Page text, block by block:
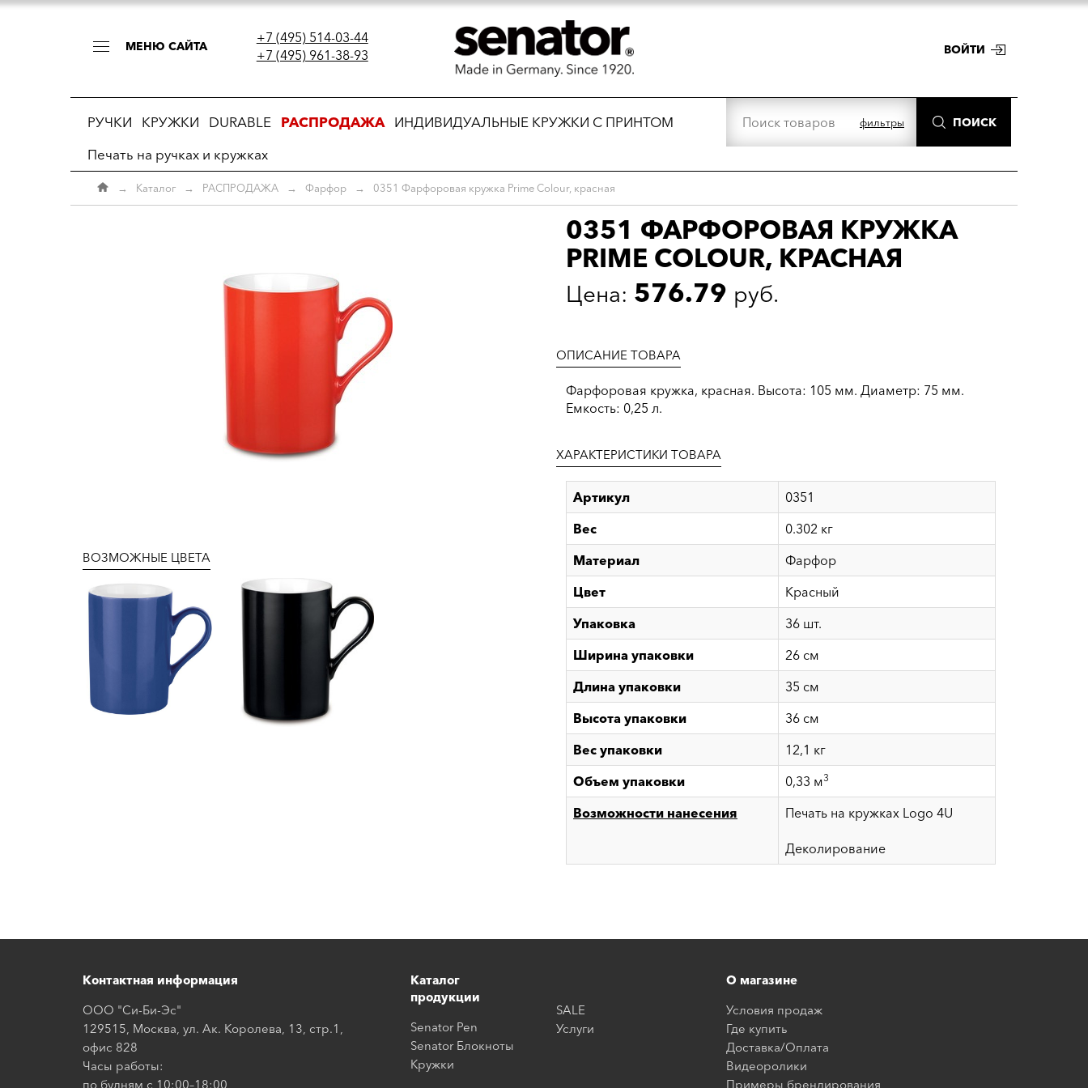
МЕНЮ САЙТА
+7 (495) 514-03-44
+7 (495) 961-38-93
ВОЙТИ
РУЧКИ КРУЖКИ DURABLE РАСПРОДАЖА
ИНДИВИДУАЛЬНЫЕ КРУЖКИ С ПРИНТОМ
Печать на ручках и кружках
фильтры ПОИСК
→ Каталог → РАСПРОДАЖА → Фарфор → 0351 Фарфоровая кружка Prime Colour, красная
0351 ФАРФОРОВАЯ КРУЖКА
PRIME COLOUR, КРАСНАЯ
Цена: 576.79 руб.
ОПИСАНИЕ ТОВАРА
Фарфоровая кружка, красная. Высота: 105 мм. Диаметр: 75 мм.
Емкость: 0,25 л.
ХАРАКТЕРИСТИКИ ТОВАРА
Артикул
0351
Вес
0.302 кг
Материал
Фарфор
Цвет
Красный
Упаковка
36 шт.
Ширина упаковки
26 см
Длина упаковки
35 см
Высота упаковки
36 см
Вес упаковки
12,1 кг
Объем упаковки
0,33 м3
Возможности нанесения Печать на кружках Logo 4U
Деколирование
ВОЗМОЖНЫЕ ЦВЕТА
Контактная информация
ООО "Си-Би-Эс"
129515, Москва, ул. Ак. Королева, 13, стр.1,
офис 828
Часы работы:
по будням с 10:00–18:00
Каталог
продукции
Senator Pen
Senator Блокноты
Кружки
SALE
Услуги
О магазине
Условия продаж
Где купить
Доставка/Оплата
Видеоролики
Примеры брендирования